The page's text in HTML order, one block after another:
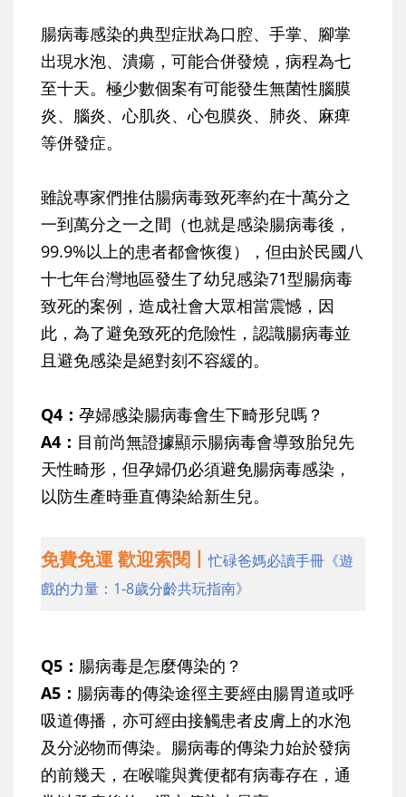
腸病毒感染的典型症狀為口腔、手掌、腳掌
出現水泡、潰瘍，可能合併發燒，病程為七
至十天。極少數個案有可能發生無菌性腦膜
炎、腦炎、心肌炎、心包膜炎、肺炎、麻痺
等併發症。
雖說專家們推估腸病毒致死率約在十萬分之
一到萬分之一之間（也就是感染腸病毒後，
99.9%以上的患者都會恢復）
，但由於民國八
十七年台灣地區發生了幼兒感染71型腸病毒
致死的案例，造成社會大眾相當震憾，因
此，為了避免致死的危險性，認識腸病毒並
且避免感染是絕對刻不容緩的。
Q4： 孕婦感染腸病毒會生下畸形兒嗎？
A4： 目前尚無證據顯示腸病毒會導致胎兒先
天性畸形，但孕婦仍必須避免腸病毒感染，
以防生產時垂直傳染給新生兒。
免費免運 歡迎索閱丨忙碌爸媽必讀手冊《遊
戲的力量：1-8歲分齡共玩指南》
Q5： 腸病毒是怎麼傳染的？
A5： 腸病毒的傳染途徑主要經由腸胃道或呼
吸道傳播，亦可經由接觸患者皮膚上的水泡
及分泌物而傳染。腸病毒的傳染力始於發病
的前幾天，在喉嚨與糞便都有病毒存在，通